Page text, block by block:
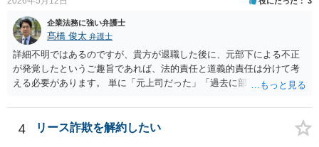
企業法務に強い弁護士
髙橋 俊太 弁護士
詳細不明ではあるのですが、貴方が退職した後に、元部下による不正
が発覚したというご趣旨であれば、法的責任と道義的責任は分けて考
える必要があります。 単に「元上司だった」「過去に部下だった」と
りません。会社が貴方に損害賠償請求をするには、在職中の管理監督
義務違反、引継ぎの不備、不正の兆候を知りながら放置したことな
ど、具体的な義務違反と損害との因果関係を主張・立証する必要があ
4 リース詐欺を解約したい